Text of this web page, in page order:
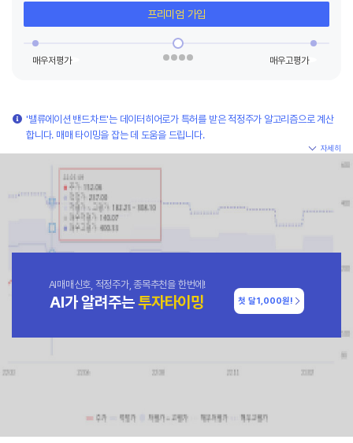
프리미엄 가입
'밸류에이션 밴드차트'는 데이터히어로가 특허를 받은 적정주가 알고리즘으로 계산
합니다. 매매 타이밍을 잡는 데 도움을 드립니다.
자세히
AI매매신호, 적정주가, 종목추천을 한번에!
AI가 알려주는투자타이밍 첫 달1,000원!